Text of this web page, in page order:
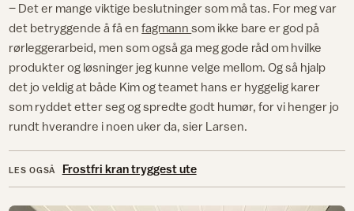
– Det er mange viktige beslutninger som må tas. For meg var
det betryggende å få enfagmannsom ikke bare er god på
rørleggerarbeid, men som også ga meg gode råd om hvilke
produkter og løsninger jeg kunne velge mellom. Og så hjalp
det jo veldig at både Kim og teamet hans er hyggelig karer
som ryddet etter seg og spredte godt humør, for vi henger jo
rundt hverandre i noen uker da, sier Larsen.
LES OGSÅ Frostfri kran tryggest ute